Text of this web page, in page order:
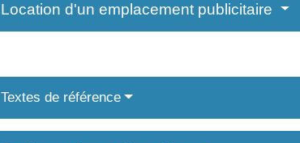
Location d'un emplacement publicitaire
Textes de référence